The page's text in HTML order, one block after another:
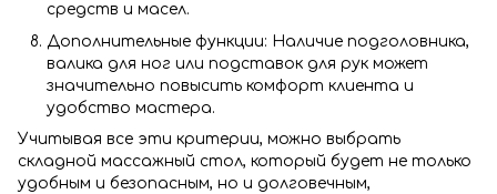
средств и масел.
Дополнительные функции: Наличие подголовника,
валика для ног или подставок для рук может
значительно повысить комфорт клиента и
удобство мастера.
Учитывая все эти критерии, можно выбрать
складной массажный стол, который будет не только
удобным и безопасным, но и долговечным,